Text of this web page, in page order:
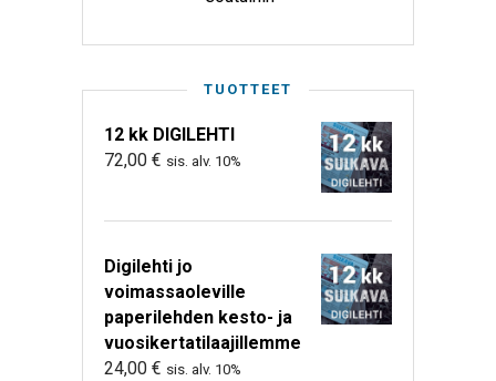
TUOTTEET
12 kk DIGILEHTI
72,00 € sis. alv. 10%
Digilehti jo
voimassaoleville
paperilehden kesto- ja
vuosikertatilaajillemme
24,00 € sis. alv. 10%